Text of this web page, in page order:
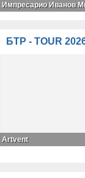
Импресарио Иванов
БТР - TOUR
Artvent